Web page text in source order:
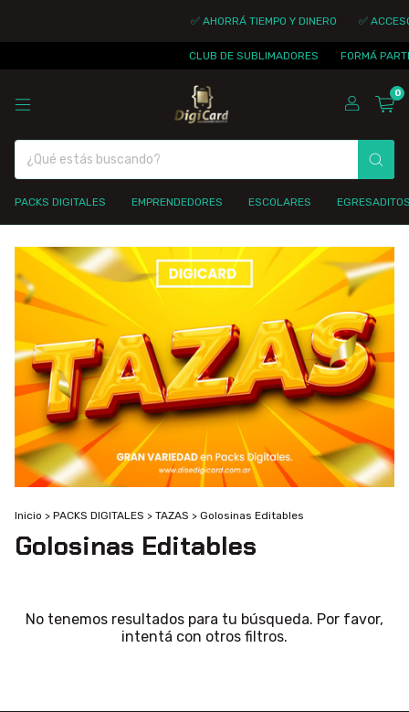
✅ AHORRÁ TIEMPO Y DINERO ✅
CLUB DE SUBLIMADORES FORMÁ
0
PACKS DIGITALES EMPRENDEDORES ESCOLARES
Inicio > PACKS DIGITALES > TAZAS > Golosinas Editables
Golosinas Editables
No tenemos resultados para tu búsqueda. Por favor,
intentá con otros filtros.